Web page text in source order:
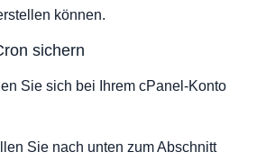
können.
sichern
Sie sich bei Ihrem cPanel-Konto
Sie nach unten zum Abschnitt